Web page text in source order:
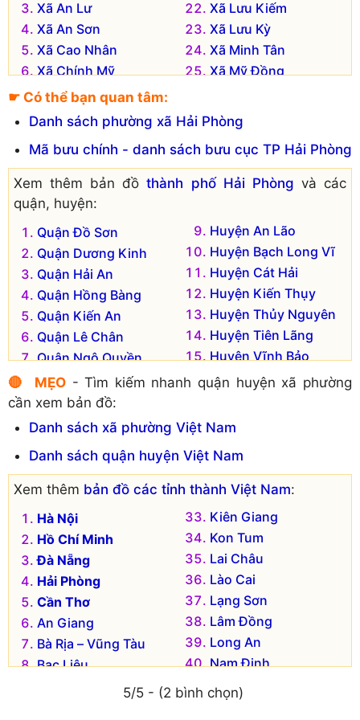
Xã An Lư
Xã An Sơn
Xã Cao Nhân
Xã Chính Mỹ
Xã Đông Sơn
Xã Dương Quan
Xã Gia Đức
Xã Gia Minh
Xã Hòa Bình
Xã Hoa Động
Xã Hoàng Động
Xã Hợp Thành
Xã Kênh Giang
Xã Kiền Bái
Xã Kỳ Sơn
Xã Lại Xuân
Xã Lưu Kiếm
Xã Lưu Kỳ
Xã Minh Tân
Xã Mỹ Đồng
Xã Phả Lễ
Xã Phù Ninh
Xã Phục Lễ
Xã Quảng Thanh
Xã Tam Hưng
Xã Thiên Hương
Xã Thủy Đường
Xã Thủy Sơn
Xã Thủy Triều
Xã Trung Hà
☛ Có thể bạn quan tâm:
Danh sách phường xã Hải Phòng
Mã bưu chính - danh sách bưu cục TP Hải Phòng
Xem thêm bản đồthành phố Hải Phòng và các
quận, huyện:
Quận Đồ Sơn
Quận Dương Kinh
Quận Hải An
Quận Hồng Bàng
Quận Kiến An
Quận Lê Chân
Quận Ngô Quyền
Huyện An Dương
Huyện An Lão
Huyện Bạch Long Vĩ
Huyện Cát Hải
Huyện Kiến Thụy
Huyện Thủy Nguyên
Huyện Tiên Lãng
Huyện Vĩnh Bảo
🔴 MẸO- Tìm kiếm nhanh quận huyện xã phường
cần xem bản đồ:
Danh sách xã phường Việt Nam
Danh sách quận huyện Việt Nam
Xem thêm bản đồ các tỉnh thành Việt Nam:
Hà Nội
Hồ Chí Minh
Đà Nẵng
Hải Phòng
Cần Thơ
An Giang
Bà Rịa – Vũng Tàu
Bạc Liêu
Kiên Giang
Kon Tum
Lai Châu
Lào Cai
Lạng Sơn
Lâm Đồng
Long An
Nam Định
Nghệ An
Ninh Bình
5/5 - (2 bình chọn)